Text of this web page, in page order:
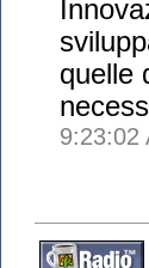
quelle
9:23:02